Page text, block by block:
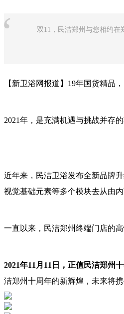
双11，民洁郑州与您相约在
【新卫浴网报道】19年国货精
2021年，是充满机遇与挑战并存
近年来，民洁卫浴发布全新品牌
视觉基础元素等多个模块去从由
一直以来，民洁郑州终端门店的
2021年11月11日，正值民洁郑州
洁郑州十周年的新辉煌，未来将